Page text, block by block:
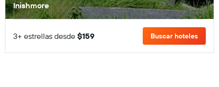
Inishmore
3+ estrellas desde $159 Buscar hoteles